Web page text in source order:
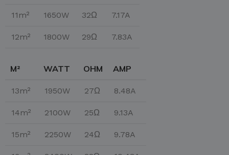
11m² 1650W 32Ω 7.17A
12m² 1800W 29Ω 7.83A
M² WATT OHM AMP
13m² 1950W 27Ω 8.48A
14m² 2100W 25Ω 9.13A
15m² 2250W 24Ω 9.78A